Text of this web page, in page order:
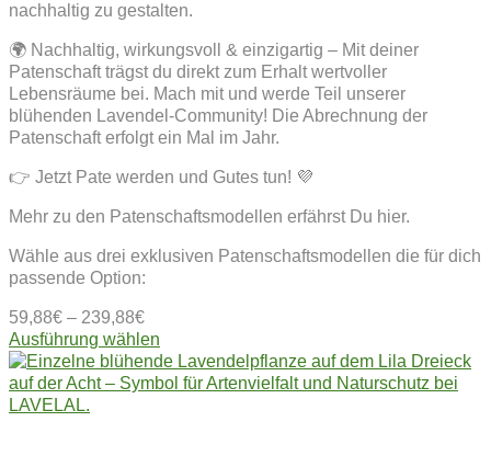
nachhaltig zu gestalten.
🌍 Nachhaltig, wirkungsvoll & einzigartig – Mit deiner
Patenschaft trägst du direkt zum Erhalt wertvoller
Lebensräume bei. Mach mit und werde Teil unserer
blühenden Lavendel-Community! Die Abrechnung der
Patenschaft erfolgt ein Mal im Jahr.
👉 Jetzt Pate werden und Gutes tun! 💜
Mehr zu den Patenschaftsmodellen erfährst Du hier.
Wähle aus drei exklusiven Patenschaftsmodellen die für dich
passende Option:
59,88€ – 239,88€
Ausführung wählen
Produkt
weist